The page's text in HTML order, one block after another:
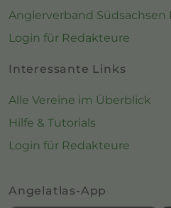
Anglerverband Südsachsen
Login für Redakteure
Interessante Links
Alle Vereine im Überblick
Hilfe & Tutorials
Login für Redakteure
Angelatlas-App